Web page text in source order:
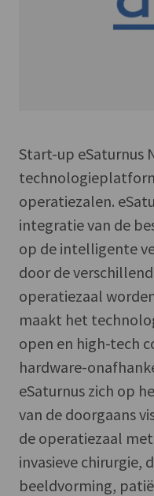
Start-up eSaturnus
operatiezalen.
integratie van de
op de intelligente
door de
operatiezaal
maakt het
open en high-tech
hardware-
eSaturnus zich op
van de doorgaans
de operatiezaal
invasieve chirurgie,
beeldvorming,